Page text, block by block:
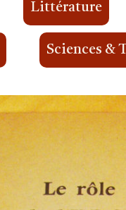
Littérature
Sciences &